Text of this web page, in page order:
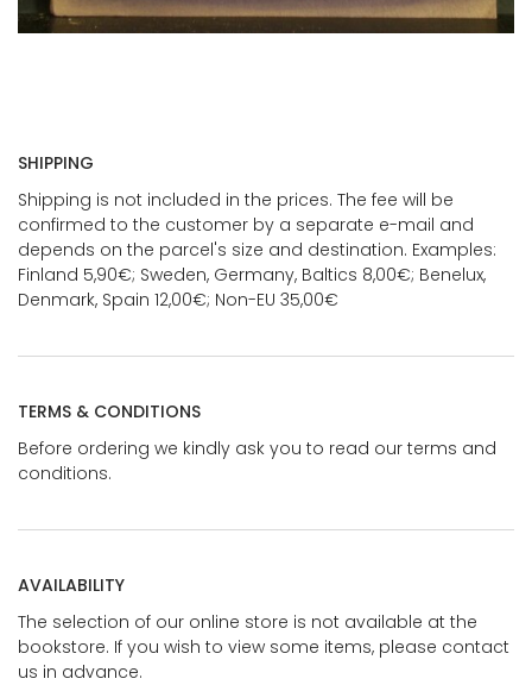
SHIPPING
Shipping is not included in the prices. The fee will be
confirmed to the customer by a separate e-mail and
depends on the parcel's size and destination. Examples:
Finland 5,90€; Sweden, Germany, Baltics 8,00€; Benelux,
Denmark, Spain 12,00€; Non-EU 35,00€
TERMS & CONDITIONS
Before ordering we kindly ask you to read our terms and
conditions.
AVAILABILITY
The selection of our online store is not available at the
bookstore. If you wish to view some items, please contact
us in advance.